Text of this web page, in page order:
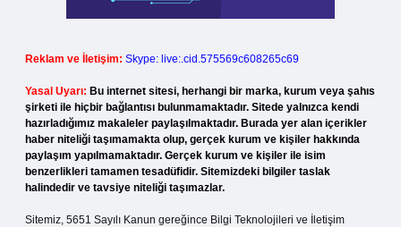
Reklam ve İletişim: Skype: live:.cid.575569c608265c69
Yasal Uyarı: Bu internet sitesi, herhangi bir marka, kurum veya şahıs
şirketi ile hiçbir bağlantısı bulunmamaktadır. Sitede yalnızca kendi
hazırladığımız makaleler paylaşılmaktadır. Burada yer alan içerikler
haber niteliği taşımamakta olup, gerçek kurum ve kişiler hakkında
paylaşım yapılmamaktadır. Gerçek kurum ve kişiler ile isim
benzerlikleri tamamen tesadüfidir. Sitemizdeki bilgiler taslak
halindedir ve tavsiye niteliği taşımazlar.
Sitemiz, 5651 Sayılı Kanun gereğince Bilgi Teknolojileri ve İletişim